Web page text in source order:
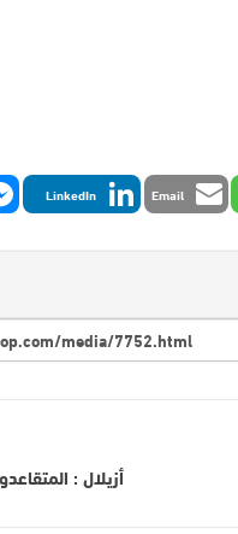
Email
LinkedIn
أزيلال :